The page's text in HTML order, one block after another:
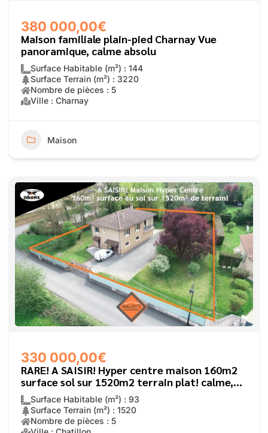
380 000,00€
Maison familiale plain-pied Charnay Vue
panoramique, calme absolu
Surface Habitable (m²) : 144
Surface Terrain (m²) : 3220
Nombre de pièces : 5
Ville : Charnay
Maison
330 000,00€
RARE! A SAISIR! Hyper centre maison 160m2
surface sol sur 1520m2 terrain plat! calme,
accès commerces à pied,
Surface Habitable (m²) : 93
Surface Terrain (m²) : 1520
Nombre de pièces : 5